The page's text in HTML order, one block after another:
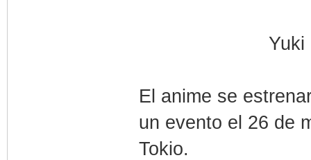
Yuki
El anime se
un evento el 26 de
Tokio.